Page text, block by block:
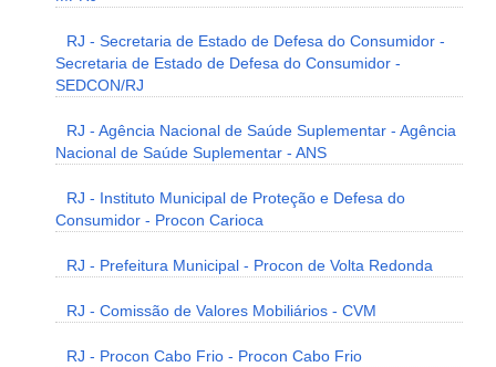
RJ - Secretaria de Estado de Defesa do Consumidor -
Secretaria de Estado de Defesa do Consumidor -
SEDCON/RJ
RJ - Agência Nacional de Saúde Suplementar - Agência
Nacional de Saúde Suplementar - ANS
RJ - Instituto Municipal de Proteção e Defesa do
Consumidor - Procon Carioca
RJ - Prefeitura Municipal - Procon de Volta Redonda
RJ - Comissão de Valores Mobiliários - CVM
RJ - Procon Cabo Frio - Procon Cabo Frio